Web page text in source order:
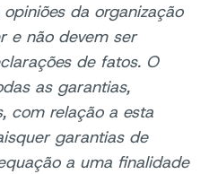
da organização
e não devem ser
de fatos. O
as garantias,
com relação a esta
garantias de
a uma finalidade